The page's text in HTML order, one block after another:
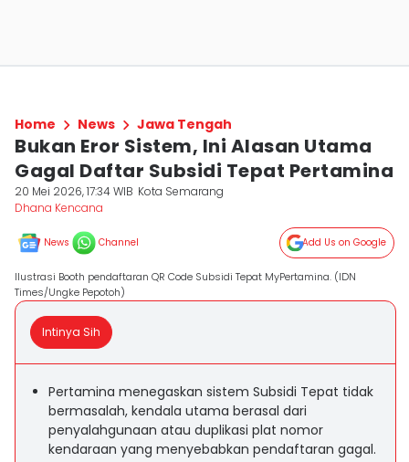
Home News Jawa Tengah
Bukan Eror Sistem, Ini Alasan Utama
Gagal Daftar Subsidi Tepat Pertamina
20 Mei 2026, 17:34 WIB Kota Semarang
Dhana Kencana
News Channel Add Us on Google
Ilustrasi Booth pendaftaran QR Code Subsidi Tepat MyPertamina. (IDN
Times/Ungke Pepotoh)
Intinya Sih
Pertamina menegaskan sistem Subsidi Tepat tidak
bermasalah, kendala utama berasal dari
penyalahgunaan atau duplikasi plat nomor
kendaraan yang menyebabkan pendaftaran gagal.